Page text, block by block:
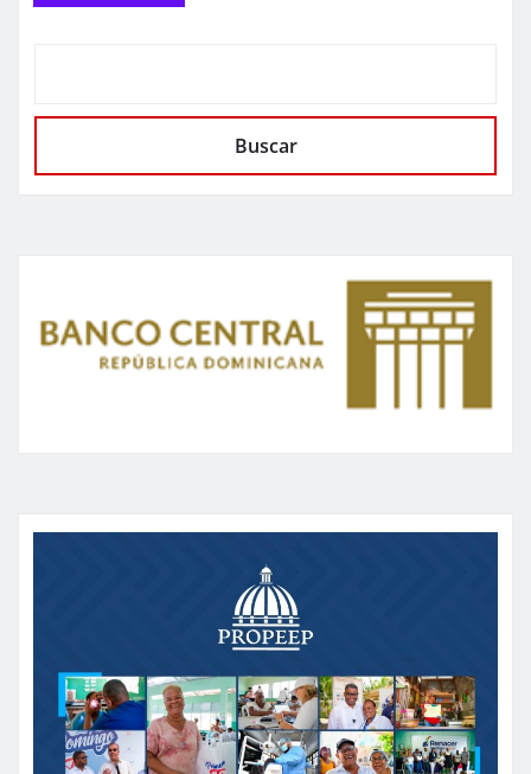
Buscar